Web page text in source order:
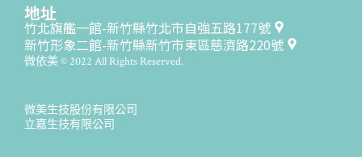
地址
竹北旗艦一館-新竹縣竹北市自強五路177號
新竹形象二館-新竹縣新竹市東區慈濟路220號
微依美 © 2022 All Rights Reserved.
微美生技股份有限公司
立嘉生技有限公司